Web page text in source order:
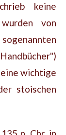
keine
von
wichtige
stoischen